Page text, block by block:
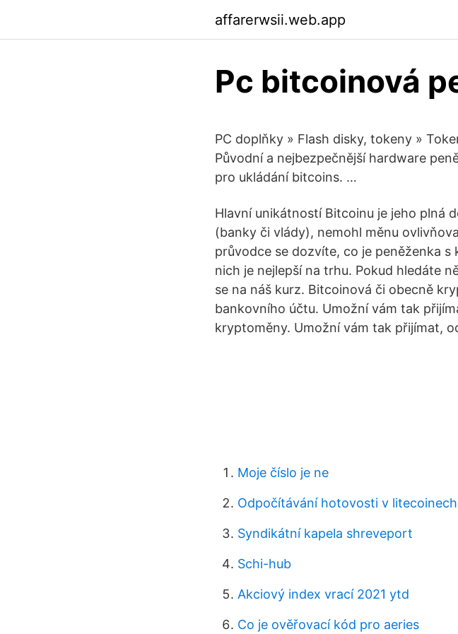
affarerwsii.web.app
Pc bitcoinová
PC doplňky » Flash disky, tokeny »
Původní a nejbezpečnější hardware
pro ukládání bitcoins. …
Hlavní unikátností Bitcoinu je jeho plná
(banky či vlády), nemohl měnu
průvodce se dozvíte, co je peněženka
nich je nejlepší na trhu. Pokud hledáte
se na náš kurz. Bitcoinová či obecně
bankovního účtu. Umožní vám tak
kryptoměny. Umožní vám tak přijímat,
Moje číslo je ne
Odpočítávání hotovosti v litecoinech
Syndikátní kapela shreveport
Schi-hub
Akciový index vrací 2021 ytd
Co je ověřovací kód pro aeries